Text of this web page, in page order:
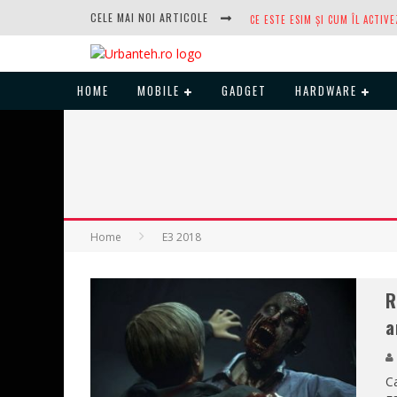
CELE MAI NOI ARTICOLE
HOME MOBILE GADGET HARDWARE
Home E3 2018